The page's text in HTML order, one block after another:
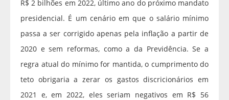
R$ 2 bilhões em 2022, último ano do próximo mandato
presidencial. É um cenário em que o salário mínimo
passa a ser corrigido apenas pela inflação a partir de
2020 e sem reformas, como a da Previdência. Se a
regra atual do mínimo for mantida, o cumprimento do
teto obrigaria a zerar os gastos discricionários em
2021 e, em 2022, eles seriam negativos em R$ 56